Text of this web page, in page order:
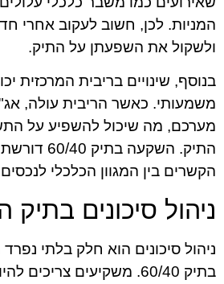
המניות. לכן, חשוב לעקוב אחרי
ולשקול את השפעתן על התיק.
בנוסף, שינויים בריבית המרכזית
משמעותי. כאשר הריבית עולה,
מערכם, מה שיכול להשפיע על
התיק.
הקשרים בין המגוון הכלכלי
ניהול סיכונים
ניהול סיכונים הוא חלק בלתי
בתיק 60/40. משקיעים